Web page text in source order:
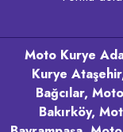
Moto Kurye
Kurye
Bağcılar,
Bakırköy,